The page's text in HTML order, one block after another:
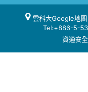
雲科大Google地圖
Tel:+886-5-
資通安